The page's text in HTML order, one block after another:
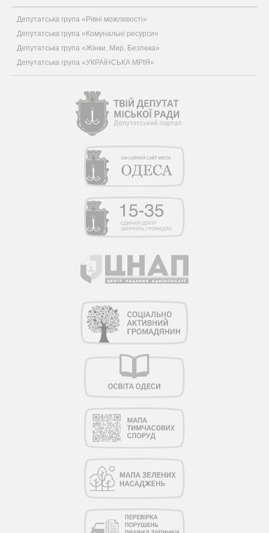
Депутатська група «Рівні можливості»
Депутатська група «Комунальні ресурси»
Депутатська група «Жінки. Мир. Безпека»
Депутатська група «УКРАЇНСЬКА МРІЯ»